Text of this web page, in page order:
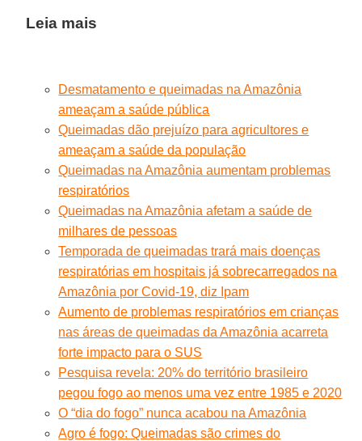
Leia mais
Desmatamento e queimadas na Amazônia
ameaçam a saúde pública
Queimadas dão prejuízo para agricultores e
ameaçam a saúde da população
Queimadas na Amazônia aumentam problemas
respiratórios
Queimadas na Amazônia afetam a saúde de
milhares de pessoas
Temporada de queimadas trará mais doenças
respiratórias em hospitais já sobrecarregados na
Amazônia por Covid-19, diz Ipam
Aumento de problemas respiratórios em crianças
nas áreas de queimadas da Amazônia acarreta
forte impacto para o SUS
Pesquisa revela: 20% do território brasileiro
pegou fogo ao menos uma vez entre 1985 e 2020
O “dia do fogo” nunca acabou na Amazônia
Agro é fogo: Queimadas são crimes do